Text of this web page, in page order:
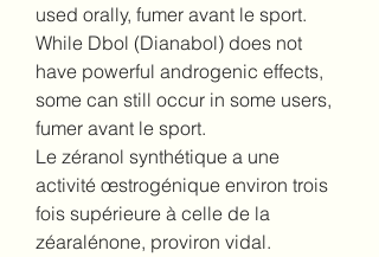
used orally, fumer avant le sport.
While Dbol (Dianabol) does not
have powerful androgenic effects,
some can still occur in some users,
fumer avant le sport.
Le zéranol synthétique a une
activité œstrogénique environ trois
fois supérieure à celle de la
zéaralénone, proviron vidal.